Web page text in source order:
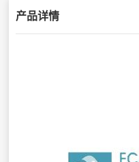
产品详情